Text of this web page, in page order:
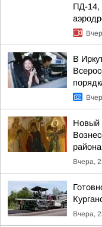
ПД-14,
В
Новый
района
Вчера,
Вчера,